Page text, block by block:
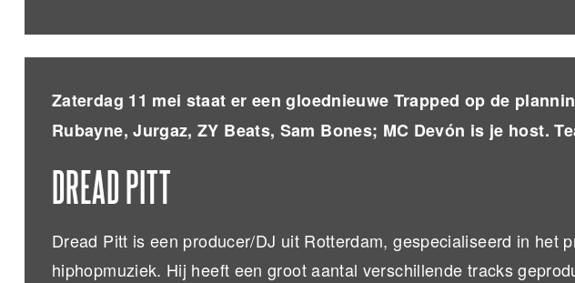
Zaterdag 11 mei staat er een gloednieuwe Trapped op de
Rubayne, Jurgaz, ZY Beats, Sam Bones; MC Devón is je host.
DREAD PITT
Dread Pitt is een producer/DJ uit Rotterdam, gespecialiseerd in het
hiphopmuziek. Hij heeft een groot aantal verschillende tracks